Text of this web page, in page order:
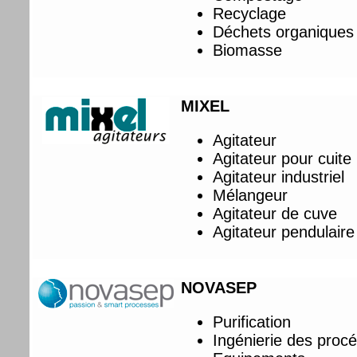
Recyclage
Déchets organiques
Biomasse
MIXEL
Agitateur
Agitateur pour cuite
Agitateur industriel
Mélangeur
Agitateur de cuve
Agitateur pendulaire
NOVASEP
Purification
Ingénierie des